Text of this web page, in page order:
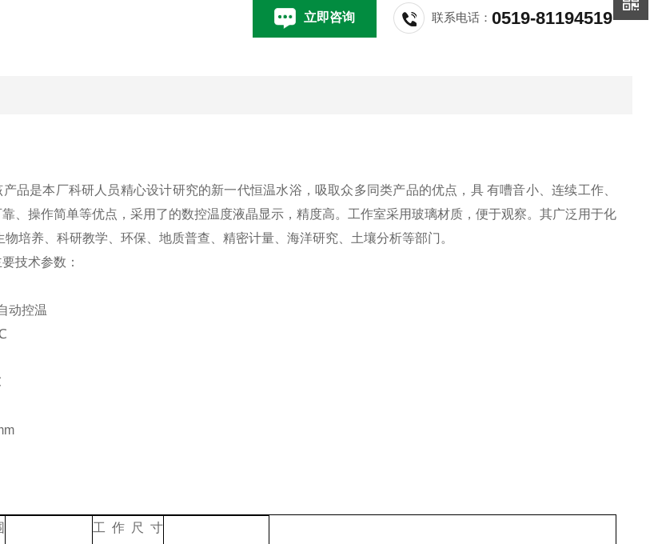
立即咨询 联系电话：0519-81194519
产品是本厂科研人员精心设计研究的新一代恒温水浴，吸取众多同类产品的优点，具 有嘈音小、连续工作、
、操作简单等优点，采用了的数控温度液晶显示，精度高。工作室采用玻璃材质，便于观察。其广泛用于化
培养、科研教学、环保、地质普查、精密计量、海洋研究、土壤分析等部门。
技术参数：
动控温
工作尺寸